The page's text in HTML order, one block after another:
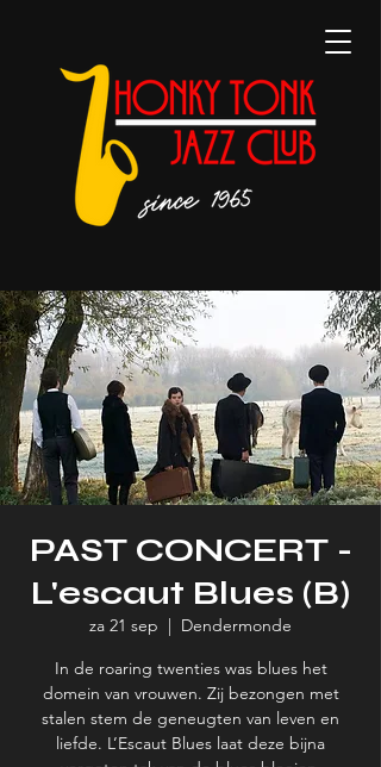
PAST CONCERT -
L'escaut Blues (B)
za 21 sep
  |
Dendermonde
In de roaring twenties was blues het
domein van vrouwen. Zij bezongen met
stalen stem de geneugten van leven en
liefde. L’Escaut Blues laat deze bijna